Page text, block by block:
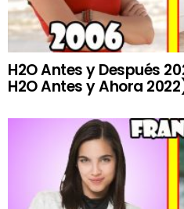
H2O Antes y Después
H2O Antes y Ahora